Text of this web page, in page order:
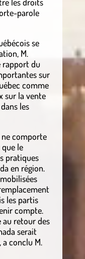
parole
se
M.
rapport du
sur
comme
sur la vente
les
comporte
le
pratiques
en région.
les partis
compte.
au retour des
serait
conclu M.